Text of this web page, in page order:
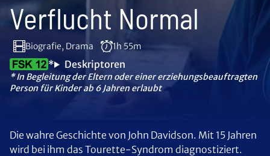
Verflucht Normal
Biografie, Drama 1h 55m
* Deskriptoren
* In Begleitung der Eltern oder einer erziehungsbeauftragten
Person für Kinder ab 6 Jahren erlaubt
Die wahre Geschichte von John Davidson. Mit 15 Jahren
wird bei ihm das Tourette-Syndrom diagnostiziert.